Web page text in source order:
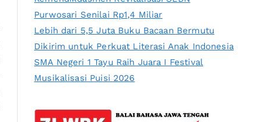
Purwosari Senilai Rp1,4 Miliar
Lebih dari 5,5 Juta Buku Bacaan Bermutu
Dikirim untuk Perkuat Literasi Anak Indonesia
SMA Negeri 1 Tayu Raih Juara I Festival
Musikalisasi Puisi 2026